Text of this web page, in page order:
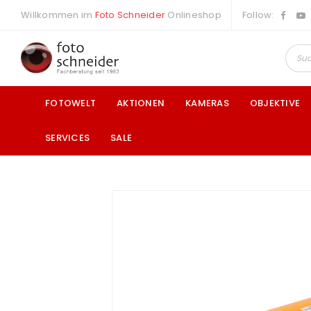
Willkommen im Foto Schneider Onlineshop Follow:
FOTOWELT AKTIONEN KAMERAS OBJEKTIVE
SERVICES SALE